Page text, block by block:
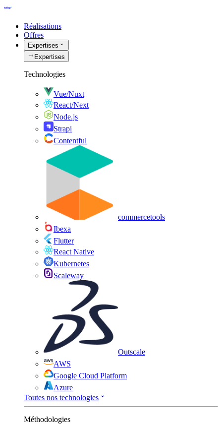
Réalisations
Offres
Expertises
Expertises
Technologies
Vue/Nuxt
React/Next
Node.js
Strapi
Contentful
commercetools
Ibexa
Flutter
React Native
Kubernetes
Scaleway
Outscale
AWS
Google Cloud Platform
Azure
Toutes nos technologies
Méthodologies